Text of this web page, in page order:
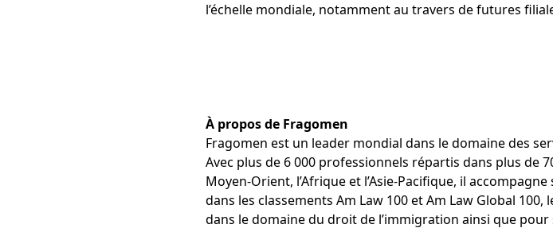
l’échelle mondiale, notamment au travers de futures
À propos de Fragomen
Fragomen est un leader mondial dans le domaine des
Avec plus de 6 000 professionnels répartis dans plus de
Moyen-Orient, l’Afrique et l’Asie-Pacifique, il
dans les classements Am Law 100 et Am Law Global
dans le domaine du droit de l’immigration ainsi que